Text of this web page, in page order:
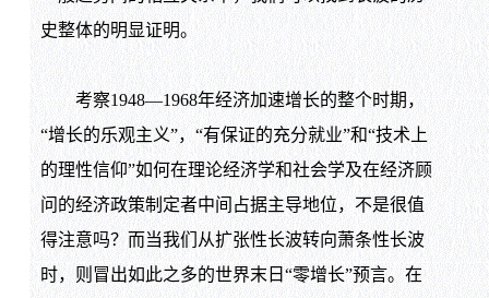
史整体的明显证明。
考察1948—1968年经济加速增长的整个时期，
“增长的乐观主义”，“有保证的充分就业”和“技术上
的理性信仰”如何在理论经济学和社会学及在经济顾
问的经济政策制定者中间占据主导地位，不是很值
得注意吗？而当我们从扩张性长波转向萧条性长波
时，则冒出如此之多的世界末日“零增长”预言。在